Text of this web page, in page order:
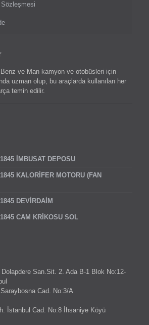
Benz ve Man kamyon ve otobüsleri için
uzman olup, bu araçlarda kullanılan her
temin edilir.
İMBUSAT DEPOSU
KALORİFER MOTORU (FAN
DEVİRDAİM
CAM KRİKOSU SOL
San.Sit. 2. Ada B-1 Blok No:12-
Cad. No:3/A
İstanbul Cad. No:8 İhsaniye Köyü